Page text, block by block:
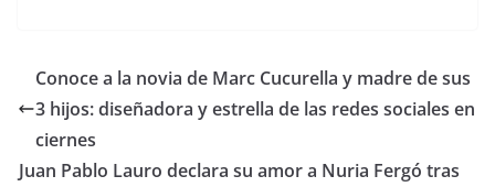
​Conoce a la novia de Marc Cucurella y madre de sus
3 hijos: diseñadora y estrella de las redes sociales en
ciernes
​Juan Pablo Lauro declara su amor a Nuria Fergó tras